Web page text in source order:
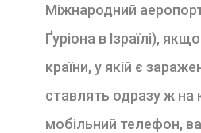
Міжнародний
Ґуріона в Ізраїлі),
країни, у якій є
ставлять одразу ж на
мобільний телефон,